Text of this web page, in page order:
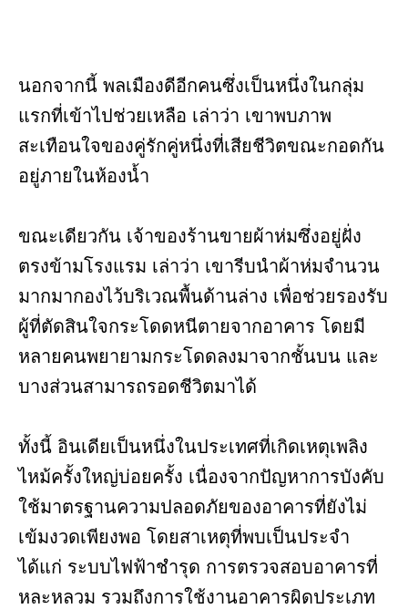
นอกจากนี้ พลเมืองดีอีกคนซึ่งเป็นหนึ่งในกลุ่ม
แรกที่เข้าไปช่วยเหลือ เล่าว่า เขาพบภาพ
สะเทือนใจของคู่รักคู่หนึ่งที่เสียชีวิตขณะกอดกัน
อยู่ภายในห้องน้ำ
ขณะเดียวกัน เจ้าของร้านขายผ้าห่มซึ่งอยู่ฝั่ง
ตรงข้ามโรงแรม เล่าว่า เขารีบนำผ้าห่มจำนวน
มากมากองไว้บริเวณพื้นด้านล่าง เพื่อช่วยรองรับ
ผู้ที่ตัดสินใจกระโดดหนีตายจากอาคาร โดยมี
หลายคนพยายามกระโดดลงมาจากชั้นบน และ
บางส่วนสามารถรอดชีวิตมาได้
ทั้งนี้ อินเดียเป็นหนึ่งในประเทศที่เกิดเหตุเพลิง
ไหม้ครั้งใหญ่บ่อยครั้ง เนื่องจากปัญหาการบังคับ
ใช้มาตรฐานความปลอดภัยของอาคารที่ยังไม่
เข้มงวดเพียงพอ โดยสาเหตุที่พบเป็นประจำ
ได้แก่ ระบบไฟฟ้าชำรุด การตรวจสอบอาคารที่
หละหลวม รวมถึงการใช้งานอาคารผิดประเภท